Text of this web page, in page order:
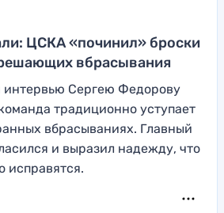
ЦСКА «починил» броски
вбрасывания
интервью Сергею Федорову
традиционно уступает
вбрасываниях. Главный
и выразил надежду, что
исправятся.